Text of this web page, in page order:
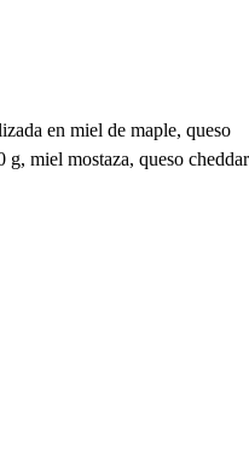
en miel de maple, queso
g, miel mostaza, queso cheddar